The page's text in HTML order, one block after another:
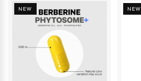
NEW NEW